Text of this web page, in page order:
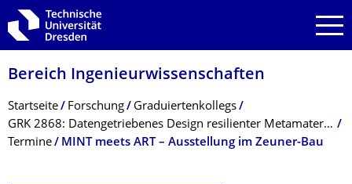
Zur Hauptnavigation springen
Zur Suche springen
Zum Inhalt springen
Bereich Ingenieur­wissen­schaften
Breadcrumb-Menü
Startseite Forschung
Graduiertenkollegs
GRK 2868: Datengetriebe­nes Design resilienter Metamaterialien
Termine
MINT meets ART – Ausstellung im Zeuner-Bau